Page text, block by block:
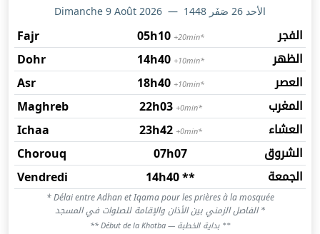
Dimanche 9 Août 2026
Dimanche 9 Août 2026 — الأحد 26 صَفَر 1448
Horaires de prières du jour pour Mosquée de
Fajr 05h10 +20min* الفجر
Dohr 14h40 +10min* الظهر
Asr 18h40 +10min* العصر
Maghreb 22h03 +0min* المغرب
Ichaa 23h42 +0min* العشاء
Chorouq 07h07 الشروق
Vendredi 14h40 ** الجمعة
* Délai entre Adhan et Iqama pour les prières à la mosquée
* الفاصل الزمني بين الأذان والإقامة للصلوات في المسجد
** Début de la Khotba — ** بداية الخطبة